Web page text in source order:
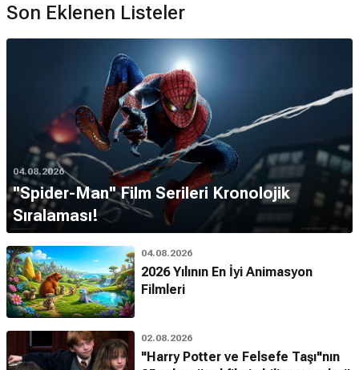
Son Eklenen Listeler
04.08.2026
''Spider-Man'' Film Serileri Kronolojik
Sıralaması!
04.08.2026
2026 Yılının En İyi Animasyon
Filmleri
02.08.2026
"Harry Potter ve Felsefe Taşı"nın